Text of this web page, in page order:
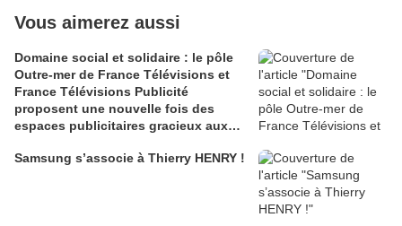
Vous aimerez aussi
Domaine social et solidaire : le pôle
Outre-mer de France Télévisions et
France Télévisions Publicité
proposent une nouvelle fois des
espaces publicitaires gracieux aux
Samsung s’associe à Thierry HENRY !